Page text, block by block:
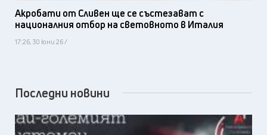
Акробати от Сливен ще се състезават с
националния отбор на световното в Италия
17:26, 30 юни 26 /
Последни новини